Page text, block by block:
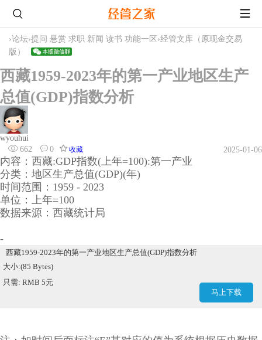
›论坛›提问 悬赏 求职 新闻 读书 功能一区 ›经管文库（原现金交易
版）
西藏1959-2023年的第一产业地区生产
总值(GDP)指数分析
wyouhui
662
0 收藏 2025-01-06
内容：西藏:GDP指数(上年=100):第一产业
分类：地区生产总值(GDP)(年)
时间范围：1959 - 2023
单位：上年=100
数据来源：西藏统计局
-
西藏1959-2023年的第一产业地区生产总值(GDP)指数分析
大小:(85 Bytes)
只需: RMB 5元
马上下载